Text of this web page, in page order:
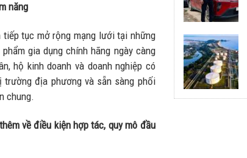
năng
tục mở rộng mạng lưới tại những
gia dụng chính hãng ngày càng
hộ kinh doanh và doanh nghiệp có
địa phương và sẵn sàng phối
chung.
về điều kiện hợp tác, quy mô đầu